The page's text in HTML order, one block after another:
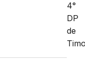
4°
DP
de